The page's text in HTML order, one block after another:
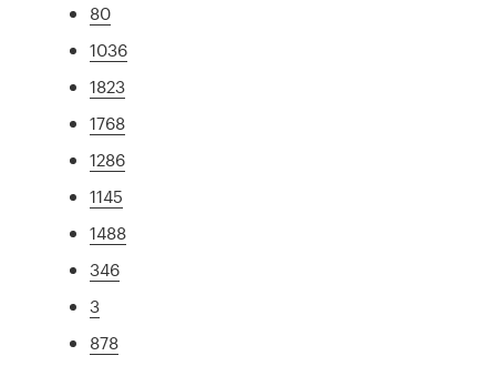
80
1036
1823
1768
1286
1145
1488
346
3
878